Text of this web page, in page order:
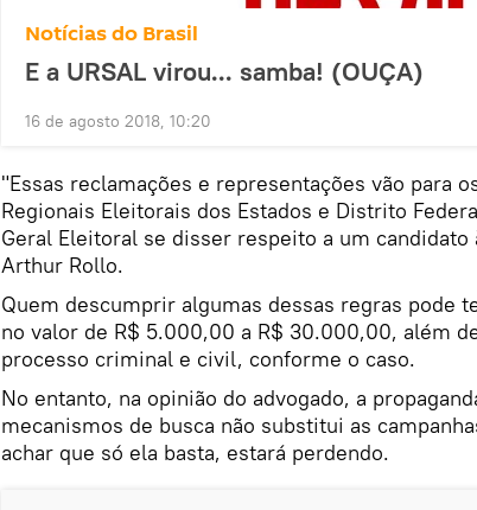
Notícias do Brasil
E a URSAL virou... samba! (OUÇA)
16 de agosto 2018, 10:20
"Essas reclamações e representações vão para
Regionais Eleitorais dos Estados e Distrito
Geral Eleitoral se disser respeito a um
Arthur Rollo.
Quem descumprir algumas dessas regras pode
no valor de R$ 5.000,00 a R$ 30.000,00, além
processo criminal e civil, conforme o caso.
No entanto, na opinião do advogado, a
mecanismos de busca não substitui as
achar que só ela basta, estará perdendo.